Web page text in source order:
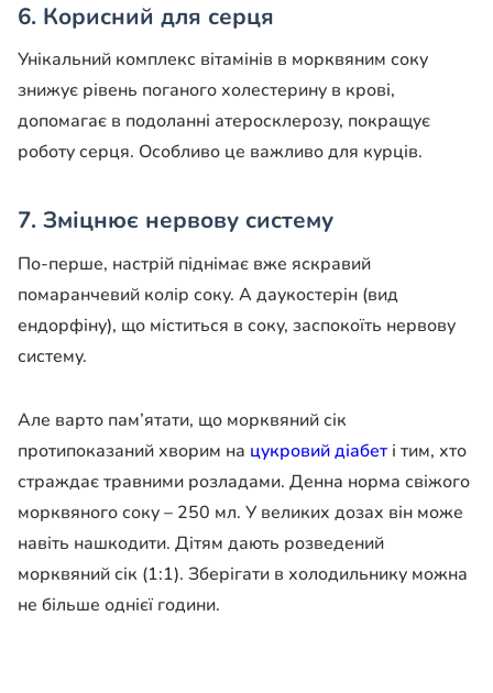
6. Корисний для серця
Унікальний комплекс вітамінів в морквяним соку
знижує рівень поганого холестерину в крові,
допомагає в подоланні атеросклерозу, покращує
роботу серця. Особливо це важливо для курців.
7. Зміцнює нервову систему
По-перше, настрій піднімає вже яскравий
помаранчевий колір соку. А даукостерін (вид
ендорфіну), що міститься в соку, заспокоїть нервову
систему.
Але варто пам’ятати, що морквяний сік
протипоказаний хворим на цукровий діабеті тим, хто
страждає травними розладами. Денна норма свіжого
морквяного соку – 250 мл. У великих дозах він може
навіть нашкодити. Дітям дають розведений
морквяний сік (1:1). Зберігати в холодильнику можна
не більше однієї години.